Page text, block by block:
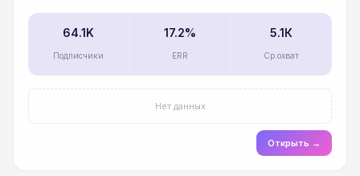
64.1K
Подписчики
17.2%
ERR
5.1К
Ср.охват
Нет данных
Открыть →